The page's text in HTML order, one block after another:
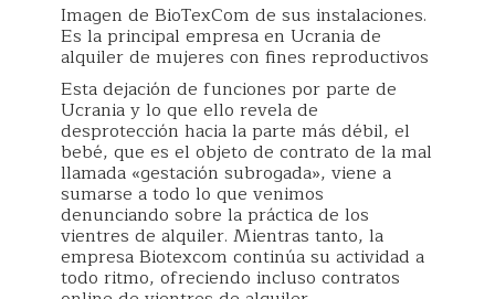
Imagen de BioTexCom de sus instalaciones.
Es la principal empresa en Ucrania de
alquiler de mujeres con fines reproductivos
Esta dejación de funciones por parte de
Ucrania y lo que ello revela de
desprotección hacia la parte más débil, el
bebé, que es el objeto de contrato de la mal
llamada «gestación subrogada», viene a
sumarse a todo lo que venimos
denunciando sobre la práctica de los
vientres de alquiler. Mientras tanto, la
empresa Biotexcom continúa su actividad a
todo ritmo, ofreciendo incluso contratos